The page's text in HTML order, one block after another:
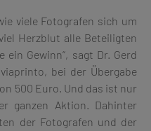
viele Fotografen sich um
Herzblut alle Beteiligten
Gewinn“, sagt Dr. Gerd
bei der Übergabe
500 Euro. Und das ist nur
ganzen Aktion. Dahinter
der Fotografen und der